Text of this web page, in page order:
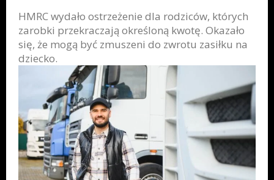
HMRC wydało ostrzeżenie dla rodziców, których
zarobki przekraczają określoną kwotę. Okazało
się, że mogą być zmuszeni do zwrotu zasiłku na
dziecko.